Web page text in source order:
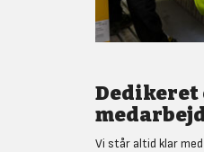
Dedikeret
Vi står altid klar